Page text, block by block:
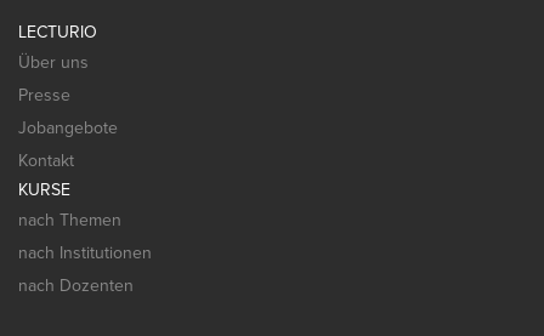
LECTURIO
Über uns
Presse
Jobangebote
Kontakt
KURSE
nach Themen
nach Institutionen
nach Dozenten